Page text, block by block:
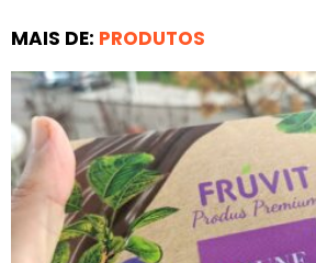
MAIS DE: PRODUTOS